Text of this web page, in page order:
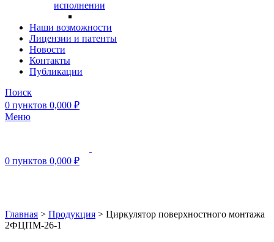
исполнении
Наши возможности
Лицензии и патенты
Новости
Контакты
Публикации
Поиск
0 пунктов 0,000 ₽
Меню
0 пунктов 0,000 ₽
Главная > Продукция > Циркулятор поверхностного монтажа
2ФЦПМ-26-1